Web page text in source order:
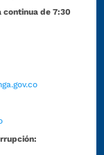
continua de 7:30